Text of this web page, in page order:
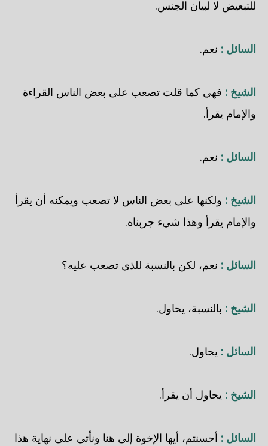
للتبعيض لا لبيان الجنس.
السائل : نعم.
الشيخ : فهي كما قلت تصعب على بعض الناس القراءة
والإمام يقرأ.
السائل : نعم.
الشيخ : ولكنها على بعض الناس لا تصعب ويمكنه أن يقرأ
والإمام يقرأ وهذا شيء جربناه.
السائل : نعم، لكن بالنسبة للذي تصعب عليه؟
الشيخ : بالنسبة، يحاول.
السائل : يحاول.
الشيخ : يحاول أن يقرأ.
السائل : أحسنتم، أيها الإخوة إلى هنا ونأتي على نهاية هذا